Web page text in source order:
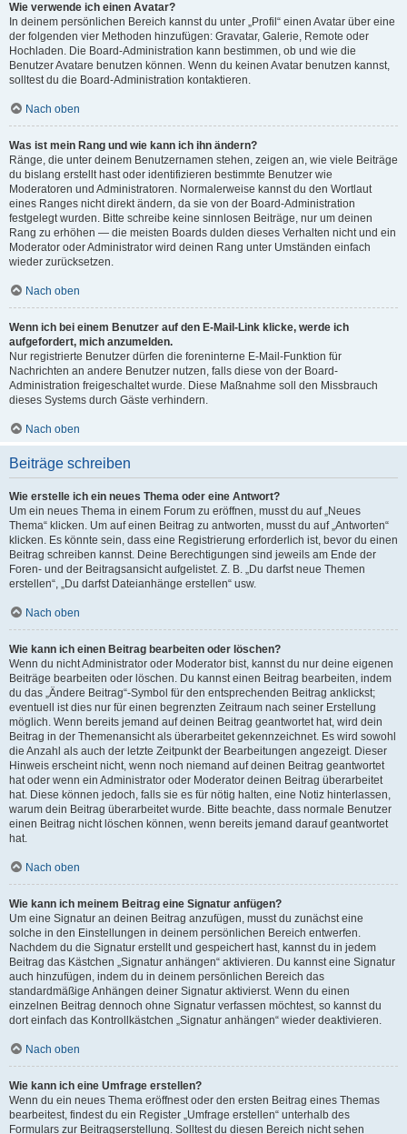
Wie verwende ich einen Avatar?
In deinem persönlichen Bereich kannst du unter „Profil“ einen Avatar über eine
der folgenden vier Methoden hinzufügen: Gravatar, Galerie, Remote oder
Hochladen. Die Board-Administration kann bestimmen, ob und wie die
Benutzer Avatare benutzen können. Wenn du keinen Avatar benutzen kannst,
solltest du die Board-Administration kontaktieren.
Nach oben
Was ist mein Rang und wie kann ich ihn ändern?
Ränge, die unter deinem Benutzernamen stehen, zeigen an, wie viele Beiträge
du bislang erstellt hast oder identifizieren bestimmte Benutzer wie
Moderatoren und Administratoren. Normalerweise kannst du den Wortlaut
eines Ranges nicht direkt ändern, da sie von der Board-Administration
festgelegt wurden. Bitte schreibe keine sinnlosen Beiträge, nur um deinen
Rang zu erhöhen — die meisten Boards dulden dieses Verhalten nicht und ein
Moderator oder Administrator wird deinen Rang unter Umständen einfach
wieder zurücksetzen.
Nach oben
Wenn ich bei einem Benutzer auf den E-Mail-Link klicke, werde ich
aufgefordert, mich anzumelden.
Nur registrierte Benutzer dürfen die foreninterne E-Mail-Funktion für
Nachrichten an andere Benutzer nutzen, falls diese von der Board-
Administration freigeschaltet wurde. Diese Maßnahme soll den Missbrauch
dieses Systems durch Gäste verhindern.
Nach oben
Beiträge schreiben
Wie erstelle ich ein neues Thema oder eine Antwort?
Um ein neues Thema in einem Forum zu eröffnen, musst du auf „Neues
Thema“ klicken. Um auf einen Beitrag zu antworten, musst du auf „Antworten“
klicken. Es könnte sein, dass eine Registrierung erforderlich ist, bevor du einen
Beitrag schreiben kannst. Deine Berechtigungen sind jeweils am Ende der
Foren- und der Beitragsansicht aufgelistet. Z. B. „Du darfst neue Themen
erstellen“, „Du darfst Dateianhänge erstellen“ usw.
Nach oben
Wie kann ich einen Beitrag bearbeiten oder löschen?
Wenn du nicht Administrator oder Moderator bist, kannst du nur deine eigenen
Beiträge bearbeiten oder löschen. Du kannst einen Beitrag bearbeiten, indem
du das „Ändere Beitrag“-Symbol für den entsprechenden Beitrag anklickst;
eventuell ist dies nur für einen begrenzten Zeitraum nach seiner Erstellung
möglich. Wenn bereits jemand auf deinen Beitrag geantwortet hat, wird dein
Beitrag in der Themenansicht als überarbeitet gekennzeichnet. Es wird sowohl
die Anzahl als auch der letzte Zeitpunkt der Bearbeitungen angezeigt. Dieser
Hinweis erscheint nicht, wenn noch niemand auf deinen Beitrag geantwortet
hat oder wenn ein Administrator oder Moderator deinen Beitrag überarbeitet
hat. Diese können jedoch, falls sie es für nötig halten, eine Notiz hinterlassen,
warum dein Beitrag überarbeitet wurde. Bitte beachte, dass normale Benutzer
einen Beitrag nicht löschen können, wenn bereits jemand darauf geantwortet
hat.
Nach oben
Wie kann ich meinem Beitrag eine Signatur anfügen?
Um eine Signatur an deinen Beitrag anzufügen, musst du zunächst eine
solche in den Einstellungen in deinem persönlichen Bereich entwerfen.
Nachdem du die Signatur erstellt und gespeichert hast, kannst du in jedem
Beitrag das Kästchen „Signatur anhängen“ aktivieren. Du kannst eine Signatur
auch hinzufügen, indem du in deinem persönlichen Bereich das
standardmäßige Anhängen deiner Signatur aktivierst. Wenn du einen
einzelnen Beitrag dennoch ohne Signatur verfassen möchtest, so kannst du
dort einfach das Kontrollkästchen „Signatur anhängen“ wieder deaktivieren.
Nach oben
Wie kann ich eine Umfrage erstellen?
Wenn du ein neues Thema eröffnest oder den ersten Beitrag eines Themas
bearbeitest, findest du ein Register „Umfrage erstellen“ unterhalb des
Formulars zur Beitragserstellung. Solltest du diesen Bereich nicht sehen